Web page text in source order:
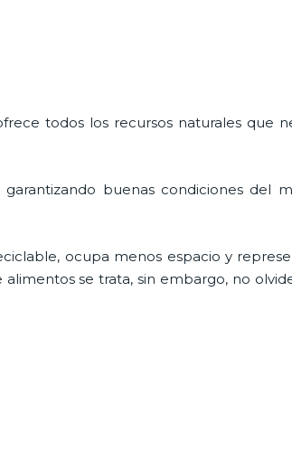
todos los recursos naturales que
buenas condiciones del
ocupa menos espacio y
se trata, sin embargo, no